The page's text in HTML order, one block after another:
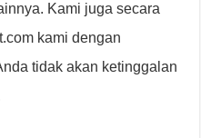
Kami juga secara
kami dengan
tidak akan ketinggalan